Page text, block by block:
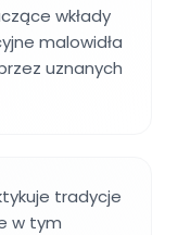
wkłady
malowidła
uznanych
tradycje
w tym